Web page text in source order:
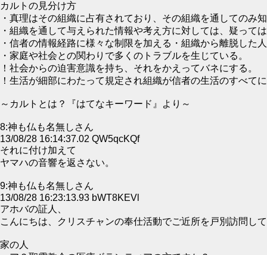
カルトの見分け方
・真理はその組織に占有されており、その組織を通してのみ
・組織を通して与えられた情報や考え方に対しては、疑っ
・信者の情報経路に様々な制限を加える・組織から離脱した
・家庭や社会との関わりで多くのトラブルを生じている。
！社会からの迫害意識を持ち、それをかえってバネにする。
！生活が細部にわたって規定され組織が信者の生活のすべ
～カルトとは？『はてなキーワード』より～
8:神も仏も名無しさん
13/08/28 16:14:37.02 QW5qcKQf
それに付け加えて
ヤマハの音響を返さない。
9:神も仏も名無しさん
13/08/28 16:23:13.93 bWT8KEVl
アホバの証人、
こんにちは、クリスチャンの奉仕活動でご近所を戸別訪問し
家の人